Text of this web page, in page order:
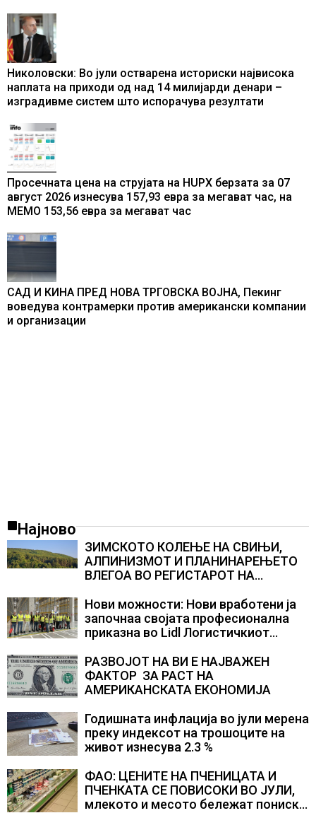
Николовски: Во јули остварена историски највисока
наплата на приходи од над 14 милијарди денари –
изградивме систем што испорачува резултати
Просечната цена на струјата на HUPX берзата за 07
август 2026 изнесува 157,93 евра за мегават час, на
МЕМО 153,56 евра за мегават час
САД И КИНА ПРЕД НОВА ТРГОВСКА ВОЈНА, Пекинг
воведува контрамерки против американски компании
и организации
Најново
ЗИМСКОТО КОЛЕЊЕ НА СВИЊИ,
АЛПИНИЗМОТ И ПЛАНИНАРЕЊЕТО
ВЛЕГОА ВО РЕГИСТАРОТ НА
СЛОВЕНИЈА
Нови можности: Нови вработени ја
започнаа својата професионална
приказна во Lidl Логистичкиот
РАЗВОЈОТ НА ВИ Е НАЈВАЖЕН
ФАКТОР ЗА РАСТ НА
АМЕРИКАНСКАТА ЕКОНОМИЈА
Годишната инфлација во јули мерена
преку индексот на трошоците на
живот изнесува 2.3 %
ФАО: ЦЕНИТЕ НА ПЧЕНИЦАТА И
ПЧЕНКАТА СЕ ПОВИСОКИ ВО ЈУЛИ,
млекото и месото бележат пониски